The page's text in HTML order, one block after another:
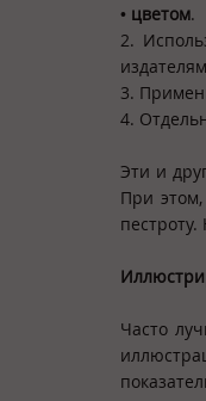
• цветом.
2.
3.
4.
Эти и
При
Часто